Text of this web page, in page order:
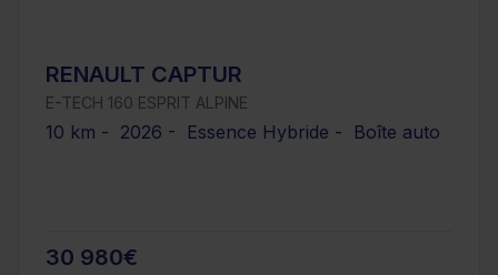
RENAULT CAPTUR
E-TECH 160 ESPRIT ALPINE
10 km - 2026 - Essence Hybride - Boîte auto
30 980€